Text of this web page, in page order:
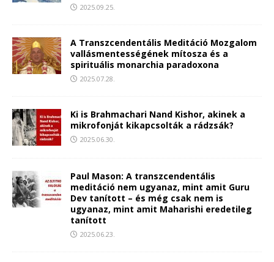
2025.09.25.
A Transzcendentális Meditáció Mozgalom
vallásmentességének mítosza és a
spirituális monarchia paradoxona
2025.07.28.
Ki is Brahmachari Nand Kishor, akinek a
mikrofonját kikapcsolták a rádzsák?
2025.06.30.
Paul Mason: A transzcendentális
meditáció nem ugyanaz, mint amit Guru
Dev tanított – és még csak nem is
ugyanaz, mint amit Maharishi eredetileg
tanított
2025.06.23.